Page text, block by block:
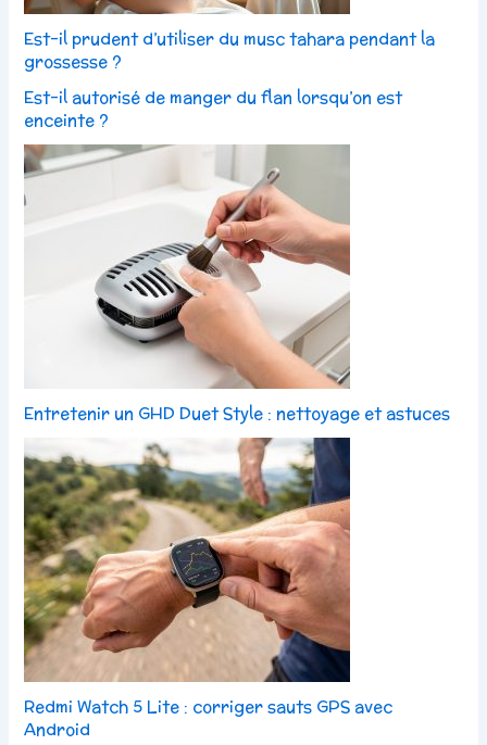
Est-il prudent d’utiliser du musc tahara pendant la
grossesse ?
Est-il autorisé de manger du flan lorsqu’on est
enceinte ?
Entretenir un GHD Duet Style : nettoyage et astuces
Redmi Watch 5 Lite : corriger sauts GPS avec
Android